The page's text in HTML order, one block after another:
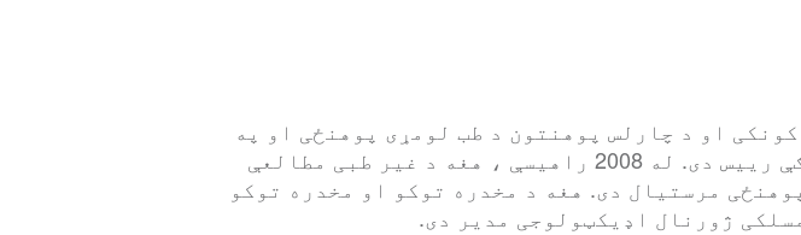
او د چارلس پوهنتون د طب لومړی پوهنځی او په
پراګ کې د عمومی پوهنتون روغتون د روږدی پیژندنې څانګې رییس دی. له 2008 راهیسې ، هغه د غیر طبی مطالعې
مرستیال دی. هغه د مخدره توکو او مخدره توکو
ژورنال اډیکټولوجی مدیر دی.